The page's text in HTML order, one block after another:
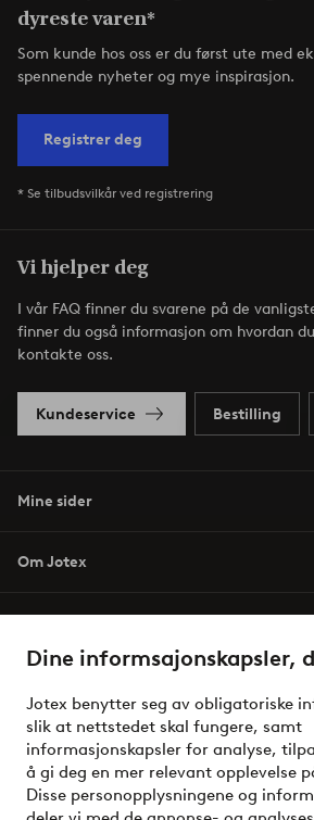
Dine informsajonskapsler,
Jotex benytter seg av obligatoriske
slik at nettstedet skal fungere, samt
informasjonskapsler for analyse,
å gi deg en mer relevant opplevelse
Disse personopplysningene og
dyreste varen*
Som kunde hos oss er du først ute med
spennende nyheter og mye inspirasjon.
Registrer deg
* Se tilbudsvilkår ved registrering
Vi hjelper deg
I vår FAQ finner du svarene på de
finner du også informasjon om hvordan
kontakte oss.
Kundeservice Bestilling
Mine sider
Om Jotex
Venner